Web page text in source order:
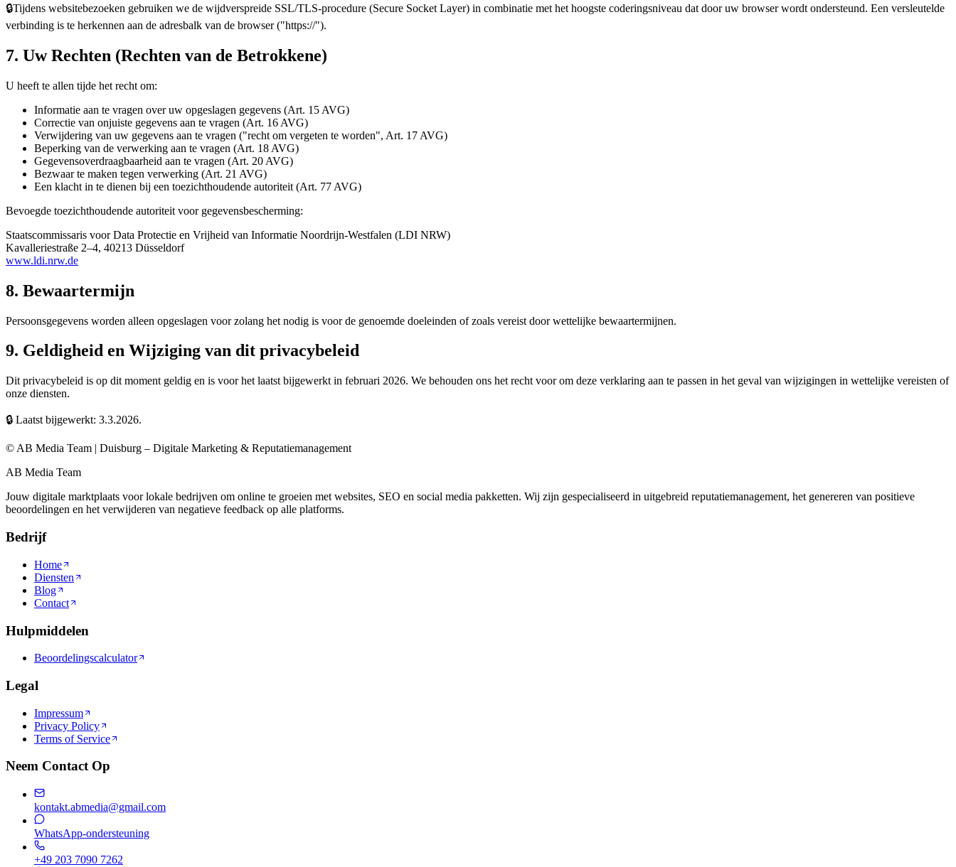
🔒Tijdens websitebezoeken gebruiken we de wijdverspreide SSL/TLS-procedure (Secure Socket Layer) in combinatie met het hoogste coderingsniveau dat door uw browser wordt ondersteund. Een versleutelde
verbinding is te herkennen aan de adresbalk van de browser ("https://").
7. Uw Rechten (Rechten van de Betrokkene)
U heeft te allen tijde het recht om:
Informatie aan te vragen over uw opgeslagen gegevens (Art. 15 AVG)
Correctie van onjuiste gegevens aan te vragen (Art. 16 AVG)
Verwijdering van uw gegevens aan te vragen ("recht om vergeten te worden", Art. 17 AVG)
Beperking van de verwerking aan te vragen (Art. 18 AVG)
Gegevensoverdraagbaarheid aan te vragen (Art. 20 AVG)
Bezwaar te maken tegen verwerking (Art. 21 AVG)
Een klacht in te dienen bij een toezichthoudende autoriteit (Art. 77 AVG)
Bevoegde toezichthoudende autoriteit voor gegevensbescherming:
Staatscommissaris voor Data Protectie en Vrijheid van Informatie Noordrijn-Westfalen (LDI NRW)
Kavalleriestraße 2–4, 40213 Düsseldorf
www.ldi.nrw.de
8. Bewaartermijn
Persoonsgegevens worden alleen opgeslagen voor zolang het nodig is voor de genoemde doeleinden of zoals vereist door wettelijke bewaartermijnen.
9. Geldigheid en Wijziging van dit privacybeleid
Dit privacybeleid is op dit moment geldig en is voor het laatst bijgewerkt in februari 2026. We behouden ons het recht voor om deze verklaring aan te passen in het geval van wijzigingen in wettelijke vereisten of
onze diensten.
🔒 Laatst bijgewerkt: 3.3.2026.
© AB Media Team | Duisburg – Digitale Marketing & Reputatiemanagement
AB Media Team
Jouw digitale marktplaats voor lokale bedrijven om online te groeien met websites, SEO en social media pakketten. Wij zijn gespecialiseerd in uitgebreid reputatiemanagement, het genereren van positieve
beoordelingen en het verwijderen van negatieve feedback op alle platforms.
Bedrijf
Home
Diensten
Blog
Contact
Hulpmiddelen
Beoordelingscalculator
Legal
Impressum
Privacy Policy
Terms of Service
Neem Contact Op
kontakt.abmedia@gmail.com
WhatsApp-ondersteuning
+49 203 7090 7262